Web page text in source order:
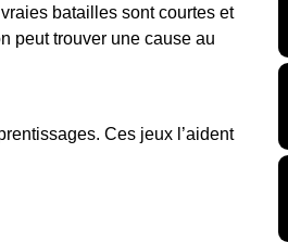
batailles sont courtes et
peut trouver une cause au
Ces jeux l’aident